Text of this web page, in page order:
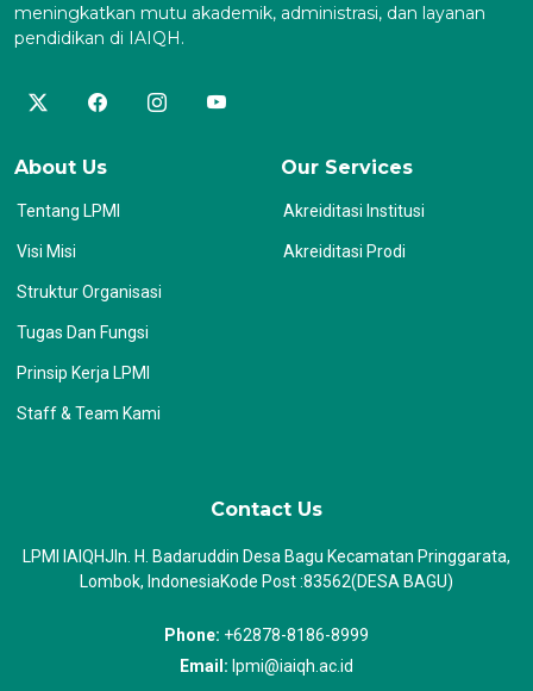
meningkatkan mutu akademik, administrasi, dan layanan
pendidikan di IAIQH.
About Us
Tentang LPMI
Visi Misi
Struktur Organisasi
Tugas Dan Fungsi
Prinsip Kerja LPMI
Staff & Team Kami
Our Services
Akreiditasi Institusi
Akreiditasi Prodi
Contact Us
LPMI IAIQHJln. H. Badaruddin Desa Bagu Kecamatan Pringgarata,
Lombok, IndonesiaKode Post :83562(DESA BAGU)
Phone: +62878-8186-8999
Email: lpmi@iaiqh.ac.id